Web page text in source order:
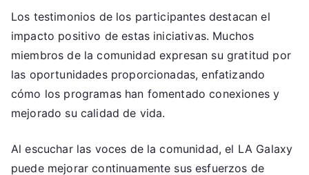
Los testimonios de los participantes destacan el
impacto positivo de estas iniciativas. Muchos
miembros de la comunidad expresan su gratitud por
las oportunidades proporcionadas, enfatizando
cómo los programas han fomentado conexiones y
mejorado su calidad de vida.
Al escuchar las voces de la comunidad, el LA Galaxy
puede mejorar continuamente sus esfuerzos de